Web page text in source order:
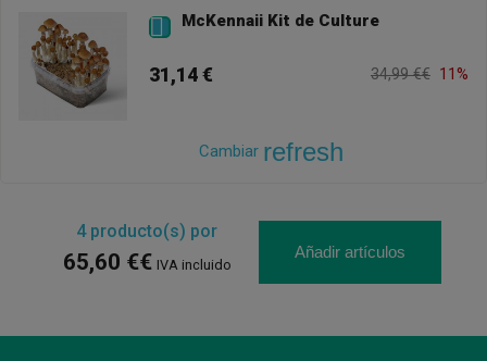
 McKennaii Kit de Culture
31,14 € 34,99 €€ 11%
Cambiar refresh
4producto(s) por
65,60 €€ IVA incluido
Añadir artículos